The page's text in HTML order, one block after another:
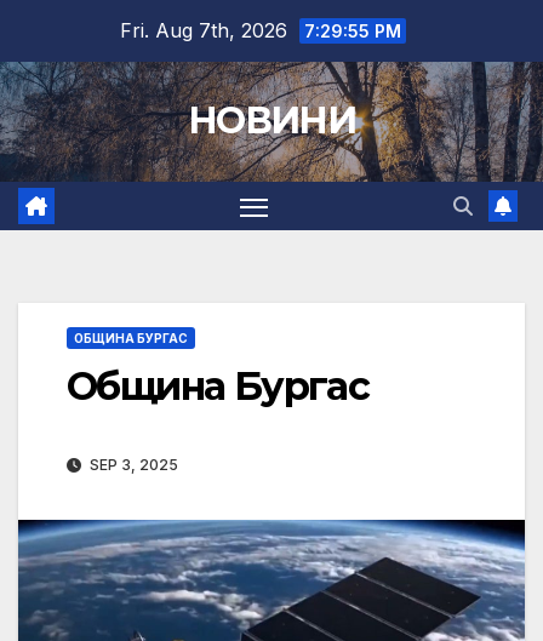
content
Fri. Aug 7th, 2026 7:29:56 PM
НОВИНИ
ОБЩИНА БУРГАС
Община Бургас
SEP 3, 2025